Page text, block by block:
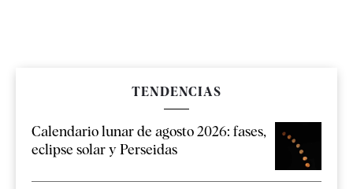
TENDENCIAS
Calendario lunar de agosto 2026: fases,
eclipse solar y Perseidas